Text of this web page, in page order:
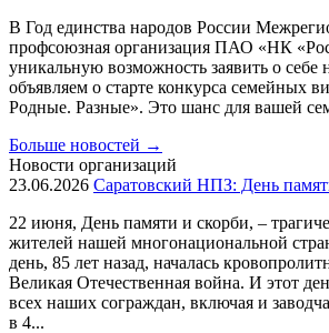
В Год единства народов России
профсоюзная организация ПАО «НК
уникальную возможность заявить о
объявляем о старте конкурса семейных
Родные. Разные». Это шанс для вашей
Больше новостей →
Новости организаций
23.06.2026 Саратовский НПЗ: День
22 июня, День памяти и скорби, –
жителей нашей многонациональной
день, 85 лет назад, началась
Великая Отечественная война. И этот
всех наших сограждан, включая и
в 4...